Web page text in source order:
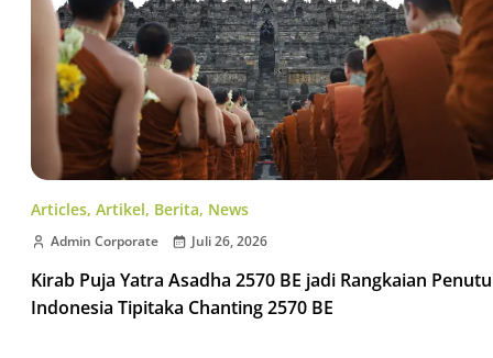
Articles, Artikel, Berita, News
Admin Corporate Juli 26, 2026
Kirab Puja Yatra Asadha 2570 BE jadi Rangkaian
Indonesia Tipitaka Chanting 2570 BE